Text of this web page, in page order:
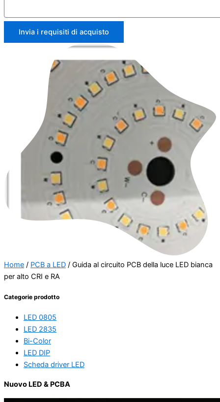
Invia i requisiti di acquisto
Home / PCB a LED / Guida al circuito PCB della luce LED bianca
per alto CRI e RA
Categorie prodotto
LED 0805
LED 2835
Bi-Color
LED DIP
Scheda driver LED
Nuovo LED & PCBA